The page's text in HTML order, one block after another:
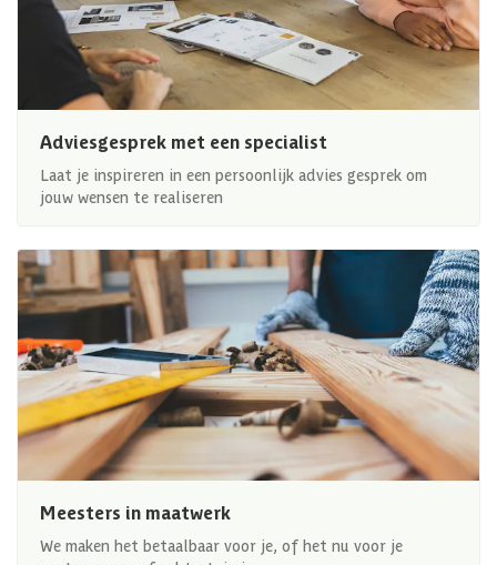
Adviesgesprek met een specialist
Laat je inspireren in een persoonlijk advies gesprek om
jouw wensen te realiseren
Meesters in maatwerk
We maken het betaalbaar voor je, of het nu voor je